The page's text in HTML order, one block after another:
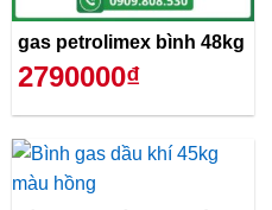
gas petrolimex bình 48kg
2790000₫